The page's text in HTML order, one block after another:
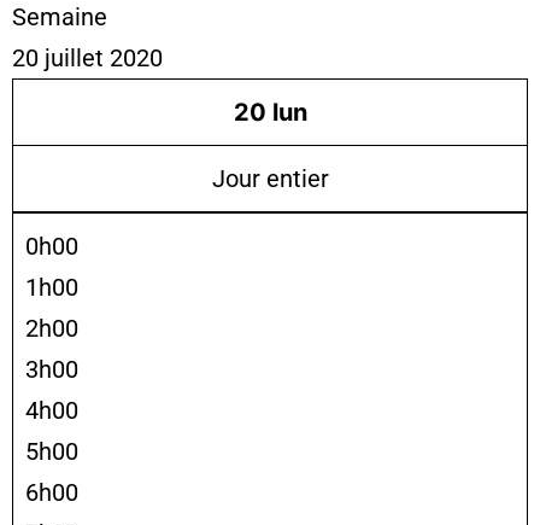
Semaine
20 juillet 2020
20 lun
Jour entier
0h00
1h00
2h00
3h00
4h00
5h00
6h00